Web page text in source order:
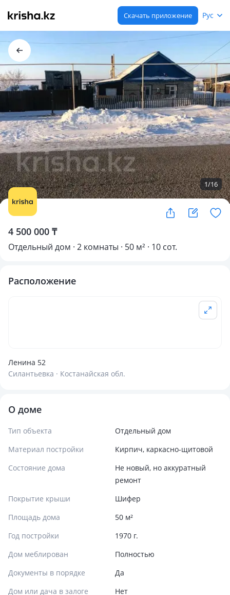
Скачать приложение Рус
1/16
4 500 000 ₸
Отдельный дом · 2 комнаты · 50 м² · 10 сот.
Расположение
Ленина 52
Силантьевка · Костанайская обл.
О доме
Тип объекта
Отдельный дом
Материал постройки
Кирпич, каркасно-щитовой
Состояние дома
Не новый, но аккуратный
ремонт
Покрытие крыши
Шифер
Площадь дома
50 м²
Год постройки
1970 г.
Дом меблирован
Полностью
Документы в порядке
Да
Дом или дача в залоге
Нет